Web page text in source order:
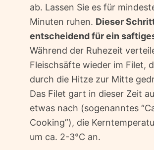
ab. Lassen Sie es für
Minuten ruhen. Dieser
entscheidend für ein
Während der Ruhezeit
Fleischsäfte wieder im Filet,
durch die Hitze zur Mitte
Das Filet gart in dieser Zeit
etwas nach (sogenanntes
Cooking”), die
um ca. 2-3°C an.